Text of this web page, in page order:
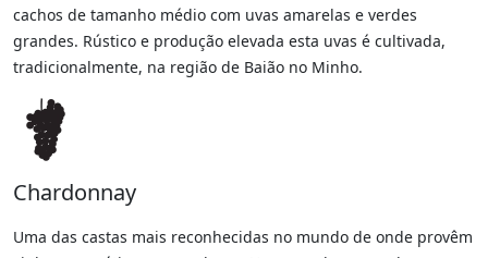
cachos de tamanho médio com uvas amarelas e verdes
grandes. Rústico e produção elevada esta uvas é cultivada,
tradicionalmente, na região de Baião no Minho.
Chardonnay
Uma das castas mais reconhecidas no mundo de onde provêm